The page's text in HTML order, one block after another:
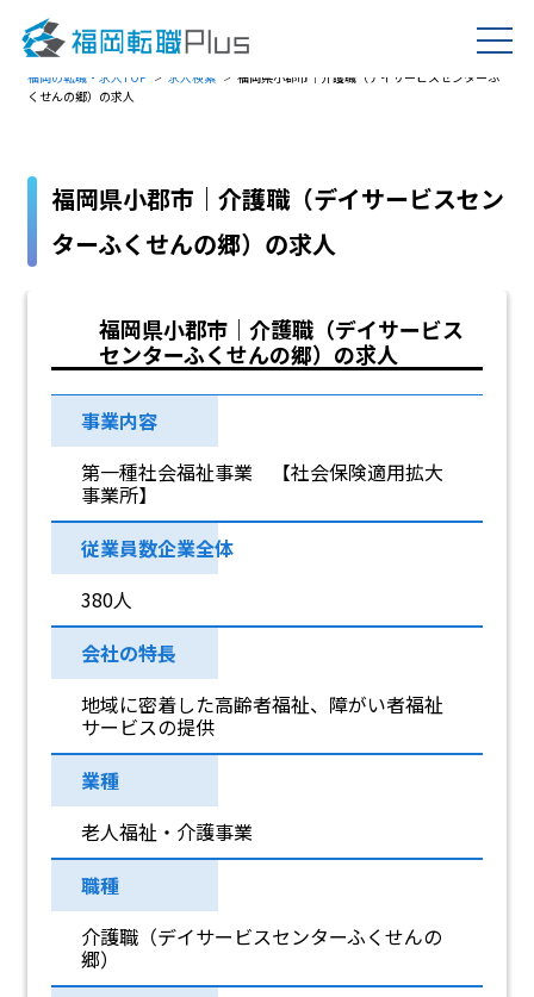
福岡の転職・求人TOP 求人検索
福岡県小郡市｜介護職（デイサービスセンターふ
くせんの郷）の求人
福岡県小郡市｜介護職（デイサービスセン
ターふくせんの郷）の求人
福岡県小郡市｜介護職（デイサービス
センターふくせんの郷）の求人
事業内容
第一種社会福祉事業 【社会保険適用拡大
事業所】
従業員数企業全体
380人
会社の特長
地域に密着した高齢者福祉、障がい者福祉
サービスの提供
業種
老人福祉・介護事業
職種
介護職（デイサービスセンターふくせんの
郷）